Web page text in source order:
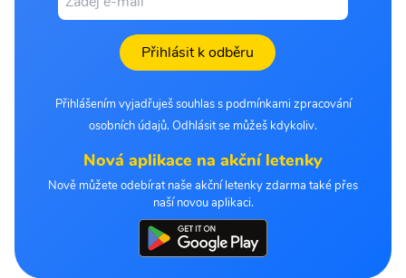
Přihlásit k odběru
Přihlášením vyjadřuješ souhlas s podmínkami zpracování
osobních údajů. Odhlásit se můžeš kdykoliv.
Nová aplikace na akční letenky
Nově můžete odebírat naše akční letenky zdarma také přes
naší novou aplikaci.